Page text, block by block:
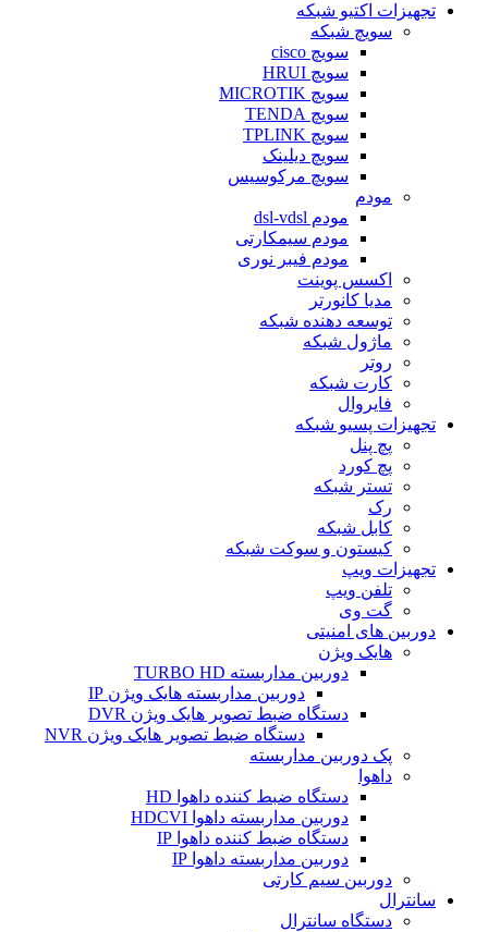
تجهیزات اکتیو شبکه
سویچ شبکه
سویچ cisco
سویچ HRUI
سویچ MICROTIK
سویچ TENDA
سویچ TPLINK
سویچ دیلینک
سویچ مرکوسیس
مودم
مودم dsl-vdsl
مودم سیمکارتی
مودم فیبر نوری
اکسس پوینت
مدیا کانورتر
توسعه دهنده شبکه
ماژول شبکه
روتر
کارت شبکه
فایروال
تجهیزات پسیو شبکه
پچ پنل
پچ کورد
تستر شبکه
رک
کابل شبکه
کیستون و سوکت شبکه
تجهیزات ویپ
تلفن ویپ
گت وی
دوربین های امنیتی
هایک ویژن
دوربین مداربسته TURBO HD
دوربین مداربسته هایک ویژن IP
دستگاه ضبط تصویر هایک ویژن DVR
دستگاه ضبط تصویر هایک ویژن NVR
پک دوربین مداربسته
داهوا
دستگاه ضبط کننده داهوا HD
دوربین مداربسته داهوا HDCVI
دستگاه ضبط کننده داهوا IP
دوربین مداربسته داهوا IP
دوربین سیم کارتی
سانترال
دستگاه سانترال